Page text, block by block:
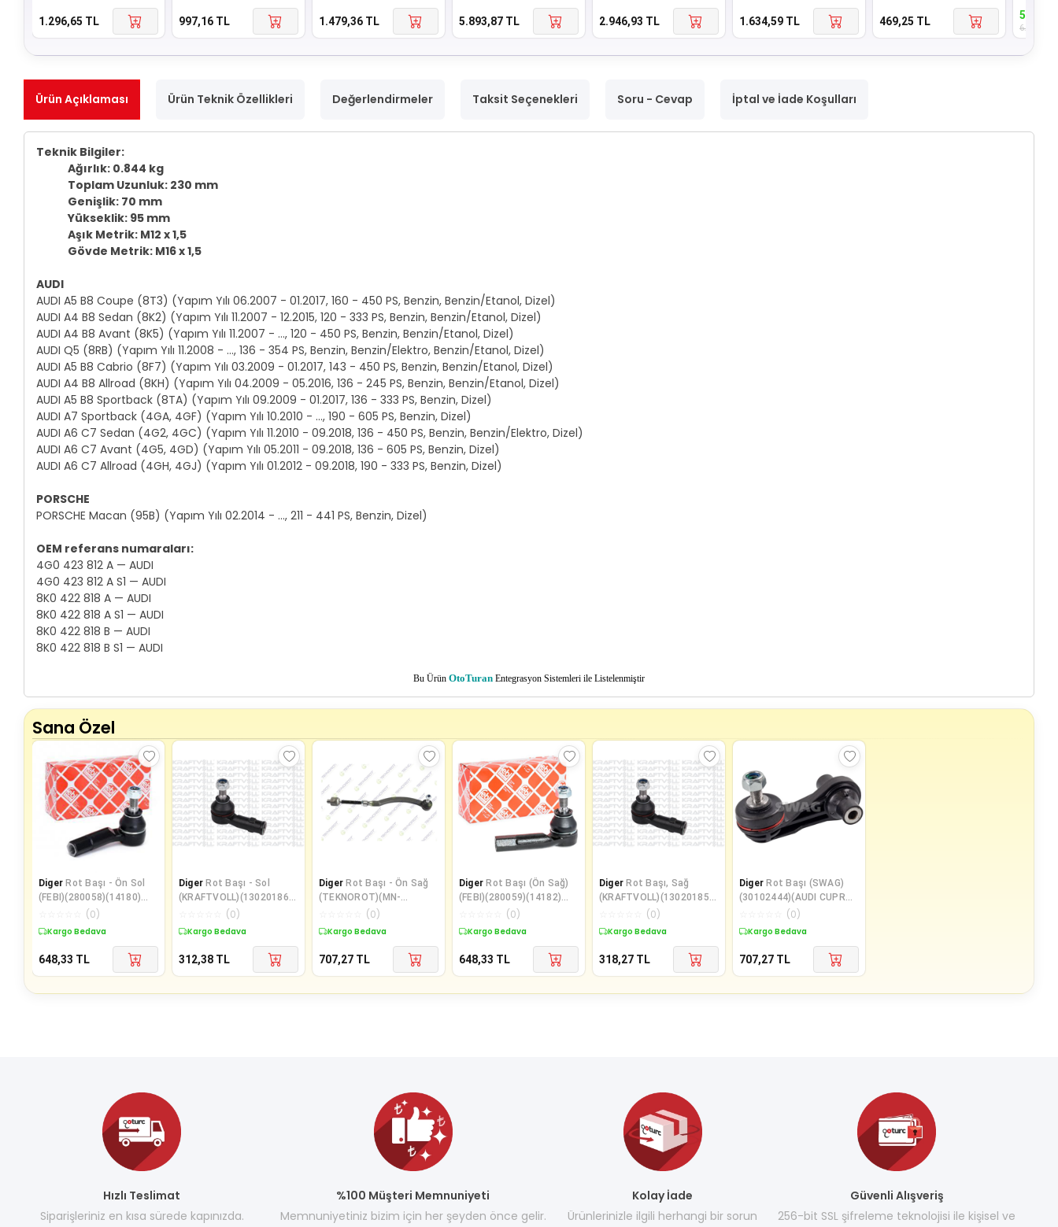
1.296,65 TL 997,16 TL 1.479,36 TL 5.893,87 TL 2.946,93 TL 1.634,59 TL 469,25 TL
6.208
Ürün Açıklaması Ürün Teknik Özellikleri Değerlendirmeler Taksit Seçenekleri Soru - Cevap İptal ve İade Koşulları
Teknik Bilgiler:
Ağırlık: 0.844 kg
Toplam Uzunluk: 230 mm
Genişlik: 70 mm
Yükseklik: 95 mm
Aşık Metrik: M12 x 1,5
Gövde Metrik: M16 x 1,5
AUDI
AUDI A5 B8 Coupe (8T3) (Yapım Yılı 06.2007 - 01.2017, 160 - 450 PS, Benzin, Benzin/Etanol, Dizel)
AUDI A4 B8 Sedan (8K2) (Yapım Yılı 11.2007 - 12.2015, 120 - 333 PS, Benzin, Benzin/Etanol, Dizel)
AUDI A4 B8 Avant (8K5) (Yapım Yılı 11.2007 - ..., 120 - 450 PS, Benzin, Benzin/Etanol, Dizel)
AUDI Q5 (8RB) (Yapım Yılı 11.2008 - ..., 136 - 354 PS, Benzin, Benzin/Elektro, Benzin/Etanol, Dizel)
AUDI A5 B8 Cabrio (8F7) (Yapım Yılı 03.2009 - 01.2017, 143 - 450 PS, Benzin, Benzin/Etanol, Dizel)
AUDI A4 B8 Allroad (8KH) (Yapım Yılı 04.2009 - 05.2016, 136 - 245 PS, Benzin, Benzin/Etanol, Dizel)
AUDI A5 B8 Sportback (8TA) (Yapım Yılı 09.2009 - 01.2017, 136 - 333 PS, Benzin, Dizel)
AUDI A7 Sportback (4GA, 4GF) (Yapım Yılı 10.2010 - ..., 190 - 605 PS, Benzin, Dizel)
AUDI A6 C7 Sedan (4G2, 4GC) (Yapım Yılı 11.2010 - 09.2018, 136 - 450 PS, Benzin, Benzin/Elektro, Dizel)
AUDI A6 C7 Avant (4G5, 4GD) (Yapım Yılı 05.2011 - 09.2018, 136 - 605 PS, Benzin, Dizel)
AUDI A6 C7 Allroad (4GH, 4GJ) (Yapım Yılı 01.2012 - 09.2018, 190 - 333 PS, Benzin, Dizel)
PORSCHE
PORSCHE Macan (95B) (Yapım Yılı 02.2014 - ..., 211 - 441 PS, Benzin, Dizel)
OEM referans numaraları:
4G0 423 812 A — AUDI
4G0 423 812 A S1 — AUDI
8K0 422 818 A — AUDI
8K0 422 818 A S1 — AUDI
8K0 422 818 B — AUDI
8K0 422 818 B S1 — AUDI
Bu Ürün OtoTuran Entegrasyon Sistemleri ile Listelenmiştir
Sana Özel
Diger Rot Başı - Ön Sol
(FEBI)(280058)(14180)
(1J0422811B)(AUDI VW)
(0)
Kargo Bedava
648,33 TL
Diger Rot Başı - Sol
(KRAFTVOLL)(13020186)
(191419811)(VW SEAT)
(0)
Kargo Bedava
312,38 TL
Diger Rot Başı - Ön Sağ
(TEKNOROT)(MN-
121103)(32116761560)
(MINI)
(0)
Kargo Bedava
707,27 TL
Diger Rot Başı (Ön Sağ)
(FEBI)(280059)(14182)
(1J0422812B)(AUDI SEAT
SKOD
(0)
Kargo Bedava
648,33 TL
Diger Rot Başı, Sağ
(KRAFTVOLL)(13020185)
(191419812)(SEAT AUDI)
(0)
Kargo Bedava
318,27 TL
Diger Rot Başı (SWAG)
(30102444)(AUDI CUPRA
(0)
Kargo Bedava
707,27 TL
Hızlı Teslimat
Siparişleriniz en kısa sürede kapınızda.
%100 Müşteri Memnuniyeti
Memnuniyetiniz bizim için her şeyden önce gelir.
Kolay İade
Ürünlerinizle ilgili herhangi bir sorun
Güvenli Alışveriş
256-bit SSL şifreleme teknolojisi ile kişisel ve